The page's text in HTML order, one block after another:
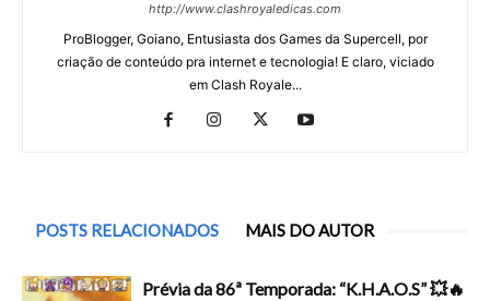
http://www.clashroyaledicas.com
ProBlogger, Goiano, Entusiasta dos Games da Supercell, por
criação de conteúdo pra internet e tecnologia! E claro, viciado
em Clash Royale...
POSTS RELACIONADOS MAIS DO AUTOR
Prévia da 86ª Temporada: “K.H.A.O.S” 💥🔥